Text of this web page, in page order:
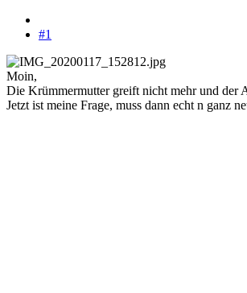
#1
Moin,
Die Krümmermutter greift nicht mehr und der
Jetzt ist meine Frage, muss dann echt n ganz